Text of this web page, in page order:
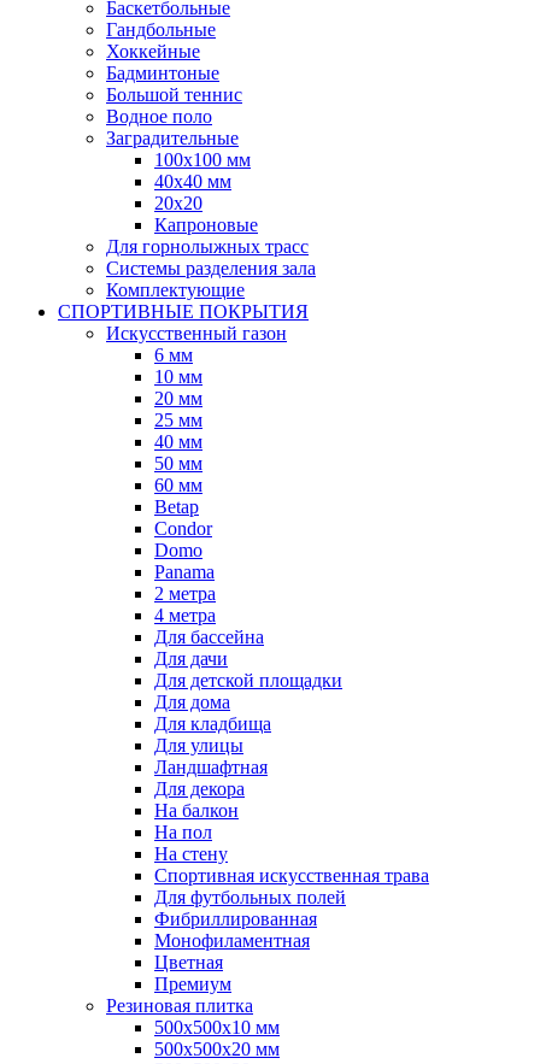
Баскетбольные
Гандбольные
Хоккейные
Бадминтоные
Большой теннис
Водное поло
Заградительные
100х100 мм
40х40 мм
20х20
Капроновые
Для горнолыжных трасс
Системы разделения зала
Комплектующие
СПОРТИВНЫЕ ПОКРЫТИЯ
Искусственный газон
6 мм
10 мм
20 мм
25 мм
40 мм
50 мм
60 мм
Betap
Condor
Domo
Panama
2 метра
4 метра
Для бассейна
Для дачи
Для детской площадки
Для дома
Для кладбища
Для улицы
Ландшафтная
Для декора
На балкон
На пол
На стену
Спортивная искусственная трава
Для футбольных полей
Фибриллированная
Монофиламентная
Цветная
Премиум
Резиновая плитка
500х500х10 мм
500х500х20 мм